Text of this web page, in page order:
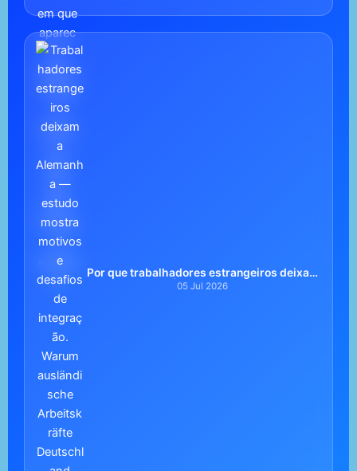
Por que trabalhadores estrangeiros deixam
a Alemanha? | Portugueses Alemanha
05 Jul 2026